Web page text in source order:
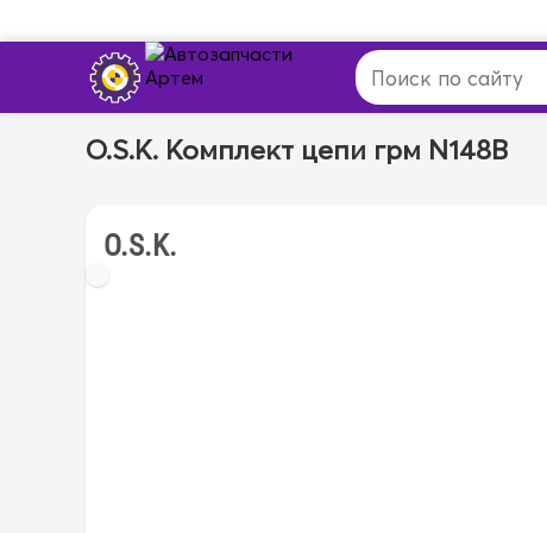
O.S.K. Комплект цепи грм N148B
O.S.K.